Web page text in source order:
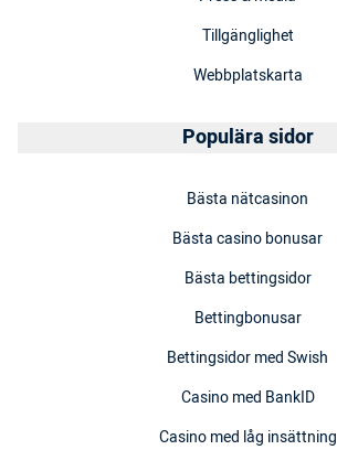
Tillgänglighet
Webbplatskarta
Populära sidor
Bästa nätcasinon
Bästa casino bonusar
Bästa bettingsidor
Bettingbonusar
Bettingsidor med Swish
Casino med BankID
Casino med låg insättning